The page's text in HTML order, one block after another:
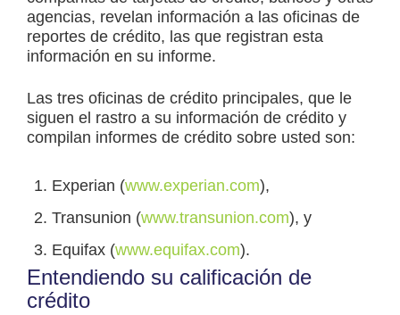
agencias, revelan información a las oficinas de
reportes de crédito, las que registran esta
información en su informe.
Las tres oficinas de crédito principales, que le
siguen el rastro a su información de crédito y
compilan informes de crédito sobre usted son:
Experian (www.experian.com),
Transunion (www.transunion.com), y
Equifax (www.equifax.com).
Entendiendo su calificación de
crédito